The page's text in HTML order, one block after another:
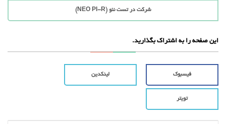
شرکت در تست نئو (NEO PI-R)
این صفحه را به اشتراک بگذارید.
فیسبوک لینکدین
تویتر